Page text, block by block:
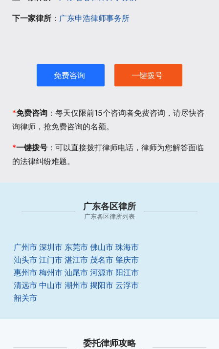
下一家律所 ： 广东申浩律师事务所
免费咨询 一键拨号
*免费咨询 ：每天仅限前15个咨询者免费咨询，请尽快咨
询律师，抢免费咨询的名额。
*一键拨号 ：可以直接拨打律师电话，律师为您解答面临
的法律纠纷难题。
广东各区律所
广东各区律所列表
广州市 深圳市 东莞市 佛山市 珠海市
汕头市 江门市 湛江市 茂名市 肇庆市
惠州市 梅州市 汕尾市 河源市 阳江市
清远市 中山市 潮州市 揭阳市 云浮市
韶关市
委托律师攻略